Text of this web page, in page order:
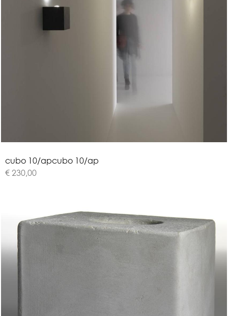
cubo 10/apcubo 10/ap
€ 230,00